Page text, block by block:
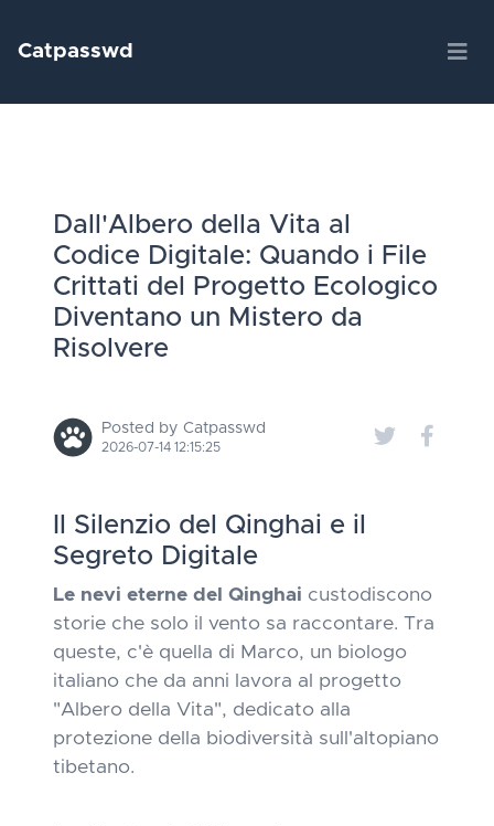
Catpasswd
Dall'Albero della Vita al
Codice Digitale: Quando i File
Crittati del Progetto Ecologico
Diventano un Mistero da
Risolvere
Posted by Catpasswd
2026-07-14 12:15:25
Il Silenzio del Qinghai e il
Segreto Digitale
Le nevi eterne del Qinghai custodiscono
storie che solo il vento sa raccontare. Tra
queste, c'è quella di Marco, un biologo
italiano che da anni lavora al progetto
"Albero della Vita", dedicato alla
protezione della biodiversità sull'altopiano
tibetano.